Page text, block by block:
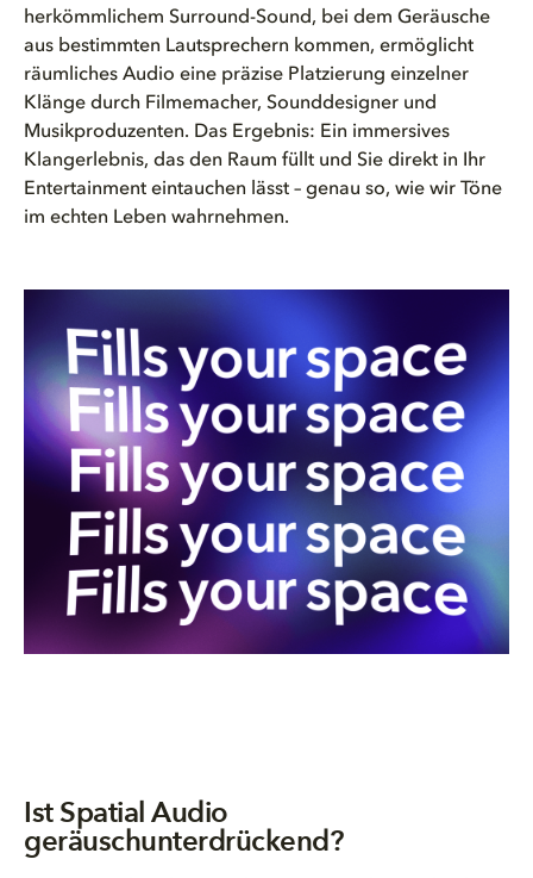
herkömmlichem Surround-Sound, bei dem Geräusche
aus bestimmten Lautsprechern kommen, ermöglicht
räumliches Audio eine präzise Platzierung einzelner
Klänge durch Filmemacher, Sounddesigner und
Musikproduzenten. Das Ergebnis: Ein immersives
Klangerlebnis, das den Raum füllt und Sie direkt in Ihr
Entertainment eintauchen lässt – genau so, wie wir Töne
im echten Leben wahrnehmen.
Ist Spatial Audio
geräuschunterdrückend?